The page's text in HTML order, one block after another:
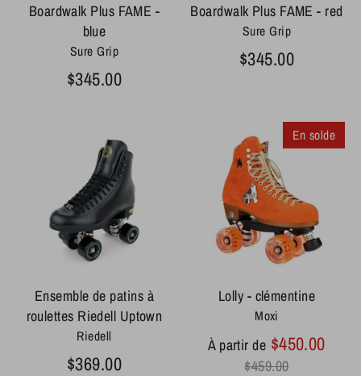
Boardwalk Plus FAME -
blue
Sure Grip
$345.00
Boardwalk Plus FAME - red
Sure Grip
$345.00
Ensemble de patins à
roulettes Riedell Uptown
Riedell
$369.00
Lolly - clémentine
Moxi
À partir de $450.00Prix
$459.00
En solde